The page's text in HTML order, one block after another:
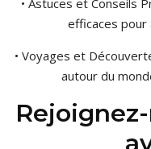
• Astuces et Conseils
efficaces
• Voyages et
autour du